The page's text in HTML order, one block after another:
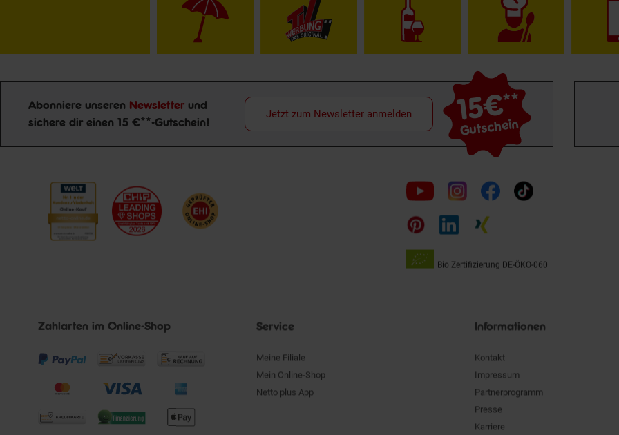
Newsletter Anmeldung
Abonniere unseren Newsletter und
sichere dir einen 15 €**-Gutschein!
15€**
Gutschein
Jetzt zum Newsletter anmelden
Folge
uns
auf
Bio Zertifizierung DE-ÖKO-060